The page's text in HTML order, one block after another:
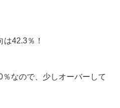
42.3％！
なので、少しオーバーして